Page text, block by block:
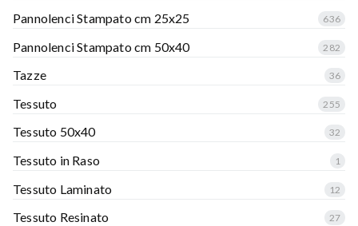
Pannolenci Stampato cm 25x25 636
Pannolenci Stampato cm 50x40 282
Tazze 36
Tessuto 255
Tessuto 50x40 32
Tessuto in Raso 1
Tessuto Laminato 12
Tessuto Resinato 27